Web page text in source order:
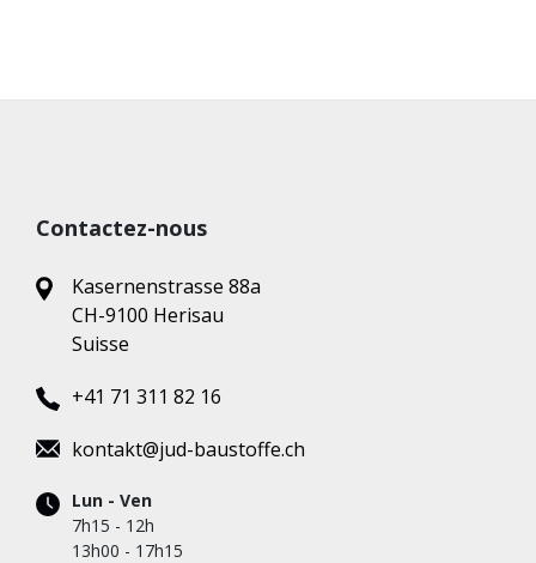
Contactez-nous
Kasernenstrasse 88a
CH-9100 Herisau
Suisse
+41 71 311 82 16
kontakt@jud-baustoffe.ch
Lun - Ven
7h15 - 12h
13h00 - 17h15